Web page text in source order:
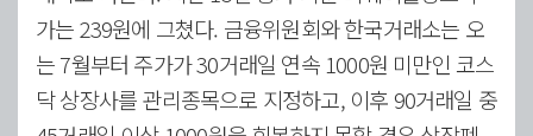
가는 239원에 그쳤다. 금융위원회와 한국거래소는 오
는 7월부터 주가가 30거래일 연속 1000원 미만인 코스
닥 상장사를 관리종목으로 지정하고, 이후 90거래일 중